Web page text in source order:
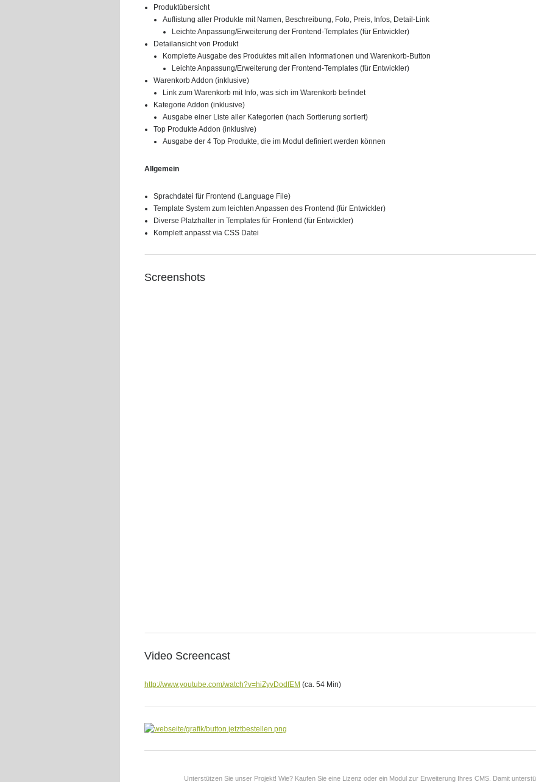
Produktübersicht
Auflistung aller Produkte mit Namen, Beschreibung, Foto, Preis, Infos, Detail-Link
Leichte Anpassung/Erweiterung der Frontend-Templates (für Entwickler)
Detailansicht von Produkt
Komplette Ausgabe des Produktes mit allen Informationen und Warenkorb-Button
Leichte Anpassung/Erweiterung der Frontend-Templates (für Entwickler)
Warenkorb Addon (inklusive)
Link zum Warenkorb mit Info, was sich im Warenkorb befindet
Kategorie Addon (inklusive)
Ausgabe einer Liste aller Kategorien (nach Sortierung sortiert)
Top Produkte Addon (inklusive)
Ausgabe der 4 Top Produkte, die im Modul definiert werden können
Allgemein
Sprachdatei für Frontend (Language File)
Template System zum leichten Anpassen des Frontend (für Entwickler)
Diverse Platzhalter in Templates für Frontend (für Entwickler)
Komplett anpasst via CSS Datei
Screenshots
Video Screencast
http://www.youtube.com/watch?v=hiZyvDodfEM (ca. 54 Min)
Unterstützen Sie unser Projekt! Wie? Kaufen Sie eine Lizenz oder ein Modul zur Erweiterung Ihres CMS. Damit